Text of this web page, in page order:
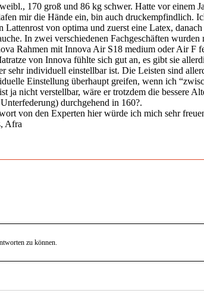
170 groß und 86 kg schwer. Hatte vor einem
mir die Hände ein, bin auch druckempfindlich.
Lattenrost von optima und zuerst eine Latex,
In zwei verschiedenen Fachgeschäften
Rahmen mit Innova Air S18 medium oder Air F
von Innova fühlte sich gut an, es gibt sie
sehr individuell einstellbar ist. Die Leisten sind
Einstellung überhaupt greifen, wenn ich
ja nicht verstellbar, wäre er trotzdem die bessere
durchgehend in 160?.
von den Experten hier würde ich mich sehr
Afra
zu können.